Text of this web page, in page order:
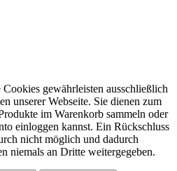
gewährleisten ausschließlich
unserer Webseite. Sie dienen zum
im Warenkorb sammeln oder
einloggen kannst. Ein Rückschluss
nicht möglich und dadurch
niemals an Dritte weitergegeben.